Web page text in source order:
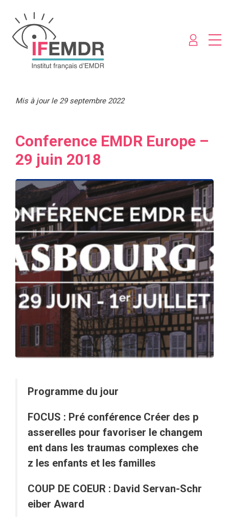
Conference EMDR Europe –
29 juin 2018
Mis à jour le 29 septembre 2022
Programme du jour
FOCUS : Pré conférence Créer des p
asserelles pour favoriser le changem
ent dans les traumas complexes che
z les enfants et les familles
COUP DE COEUR : David Servan-Schr
eiber Award